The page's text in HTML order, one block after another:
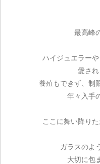
最高峰
ハイジュエラー
愛され
養殖もできず、制
年々入手
ここに舞い降り
ガラスのよ
大切に包